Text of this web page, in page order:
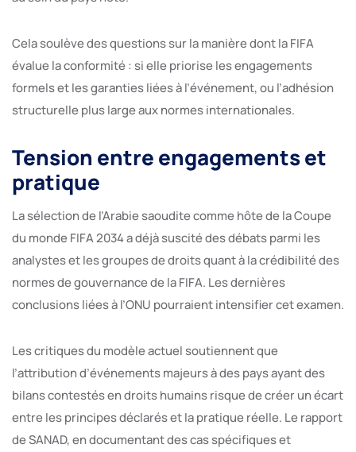
Cela soulève des questions sur la manière dont la FIFA
évalue la conformité : si elle priorise les engagements
formels et les garanties liées à l’événement, ou l’adhésion
structurelle plus large aux normes internationales.
Tension entre engagements et
pratique
La sélection de l’Arabie saoudite comme hôte de la Coupe
du monde FIFA 2034 a déjà suscité des débats parmi les
analystes et les groupes de droits quant à la crédibilité des
normes de gouvernance de la FIFA. Les dernières
conclusions liées à l’ONU pourraient intensifier cet examen.
Les critiques du modèle actuel soutiennent que
l’attribution d’événements majeurs à des pays ayant des
bilans contestés en droits humains risque de créer un écart
entre les principes déclarés et la pratique réelle. Le rapport
de SANAD, en documentant des cas spécifiques et